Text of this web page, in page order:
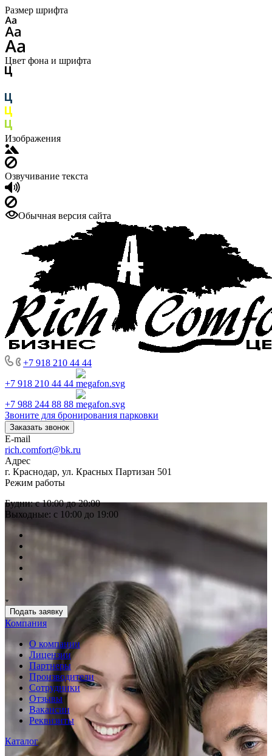
Размер шрифта
Цвет фона и шрифта
Изображения
Озвучивание текста
Обычная версия сайта
+7 918 210 44 44
+7 918 210 44 44
+7 988 244 88 88
Звоните для бронирования парковки
Заказать звонок
E-mail
rich.comfort@bk.ru
Адрес
г. Краснодар, ул. Красных Партизан 501
Режим работы
Будни: с 10:00 до 20:00
Выходные: с 10:00 до 19:00
Подать заявку
Компания
О компании
Лицензии
Партнеры
Производители
Сотрудники
Отзывы
Вакансии
Реквизиты
Каталог